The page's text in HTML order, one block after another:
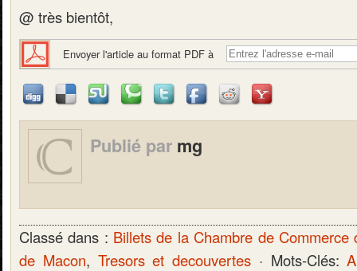
@ très bientôt,
Envoyer l'article au format PDF à
Publié par mg
Classé dans : Billets de la Chambre de Commerce
de Macon, Tresors et decouvertes · Mots-Clés: